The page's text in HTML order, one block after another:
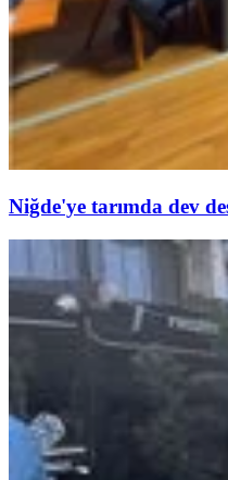
Niğde'ye tarımda dev